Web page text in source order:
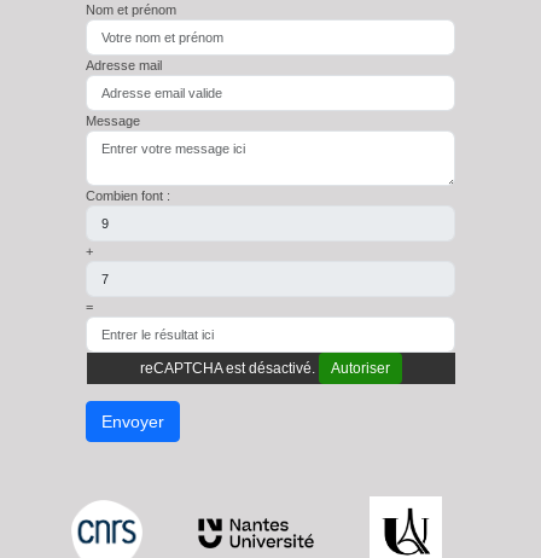
Nom et prénom
Adresse mail
Message
Combien font :
+
=
reCAPTCHA est désactivé. Autoriser
Envoyer